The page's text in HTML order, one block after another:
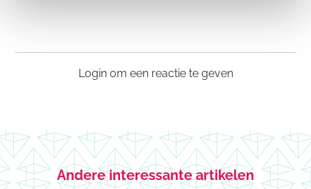
Login om een reactie te geven
Andere interessante artikelen